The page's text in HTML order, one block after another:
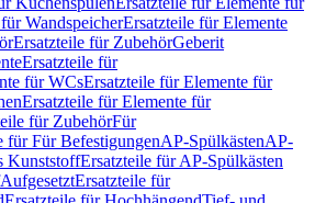
WandspeicherErsatzteile für Elemente
Ersatzteile für ZubehörGeberit
Ersatzteile für
für WCsErsatzteile für Elemente für
Ersatzteile für Elemente für
für ZubehörFür
für Für BefestigungenAP-SpülkästenAP-
KunststoffErsatzteile für AP-Spülkästen
AufgesetztErsatzteile für